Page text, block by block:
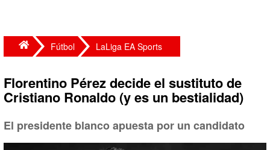
Fútbol LaLiga EA Sports
Florentino Pérez decide el sustituto de
Cristiano Ronaldo (y es un bestialidad)
El presidente blanco apuesta por un candidato